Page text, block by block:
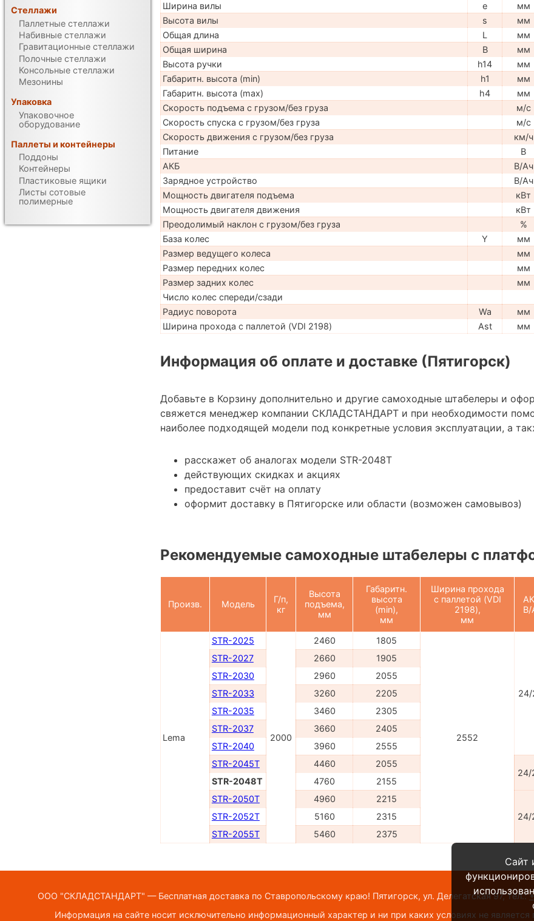
Ширина вилы
e мм
Высота вилы
s мм
Общая длина
L мм
Общая ширина
B мм
Высота ручки
h14 мм
Габаритн. высота (min)
h1 мм
Габаритн. высота (max)
h4 мм
Скорость подъема с грузом/без груза
м/с
Скорость спуска с грузом/без груза
м/с
Скорость движения с грузом/без груза
км/ч
Питание
В
АКБ
В/Ач
Зарядное устройство
В/Ач
Мощность двигателя подъема
кВт
Мощность двигателя движения
кВт
Преодолимый наклон с грузом/без груза
%
База колес
Y мм
Размер ведущего колеса
мм
Размер передних колес
мм
Размер задних колес
мм
Число колес спереди/сзади
Радиус поворота
Wa мм
Ширина прохода с паллетой (VDI 2198)
Ast мм
Информация об оплате и доставке (Пятигорск)
Добавьте в Корзину дополнительно и другие самоходные штабелеры и
свяжется менеджер компании СКЛАДСТАНДАРТ и при необходимости
наиболее подходящей модели под конкретные условия эксплуатации, а
расскажет об аналогах модели STR-2048T
действующих скидках и акциях
предоставит счёт на оплату
оформит доставку в Пятигорске или области (возможен самовывоз)
Рекомендуемые самоходные штабелеры с
Произв. Модель
Г/п,
кг
Высота
подъема,
мм
Габаритн.
высота
(min),
мм
Ширина прохода
с паллетой (VDI
2198),
мм
В/
Lema
STR-2025
2000
2460 1805
2552
24/
STR-2027
2660 1905
STR-2030
2960 2055
STR-2033
3260 2205
STR-2035
3460 2305
STR-2037
3660 2405
STR-2040
3960 2555
STR-2045T
4460
2055
24/
STR-2048T
4760 2155
STR-2050T
4960
2215
24/
STR-2052T
5160 2315
STR-2055T
5460 2375
Стеллажи
Паллетные стеллажи
Набивные стеллажи
Гравитационные стеллажи
Полочные стеллажи
Консольные стеллажи
Мезонины
Упаковка
Упаковочное
оборудование
Паллеты и контейнеры
Поддоны
Контейнеры
Пластиковые ящики
Листы сотовые
полимерные
ООО "СКЛАДСТАНДАРТ" — Бесплатная доставка по Ставропольскому краю! Пятигорск, ул. Делегатская 97,тел.:
Информация на сайте носит исключительно информационный характер и ни при каких условиях не является
Сайт